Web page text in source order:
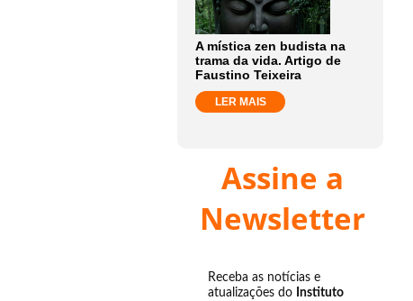
A mística zen budista na
trama da vida. Artigo de
Faustino Teixeira
LER MAIS
Assine a
Newsletter
Receba as notícias e
atualizações do Instituto